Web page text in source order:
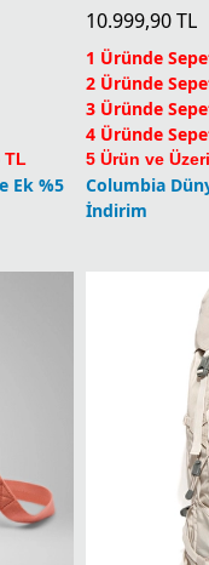
TL
Ek %5
10.999,90TL
1 Üründe
2 Üründe
3 Üründe
4 Üründe
5 Ürün ve
Columbia
İndirim